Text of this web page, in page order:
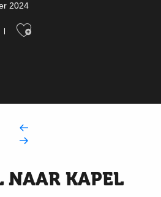
2024
Ajouter aux
NAAR KAPEL